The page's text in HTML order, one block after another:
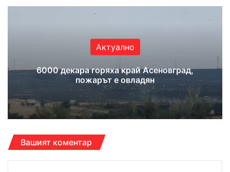
Актуално
6000 декара горяха край Асеновград,
пожарът е овладян
Вашият коментар